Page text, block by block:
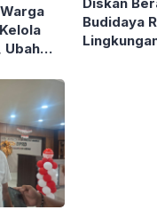
Ubah
Budidaya